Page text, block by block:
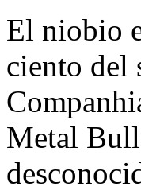
El niobio
ciento del
Metal